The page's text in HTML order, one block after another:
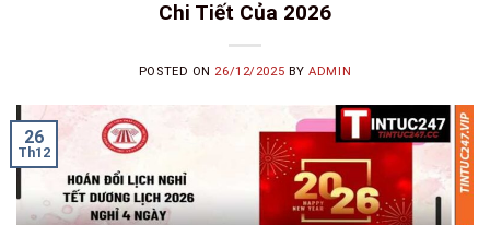
Chi Tiết Của 2026
POSTED ON 26/12/2025 BYADMIN
26
Th12